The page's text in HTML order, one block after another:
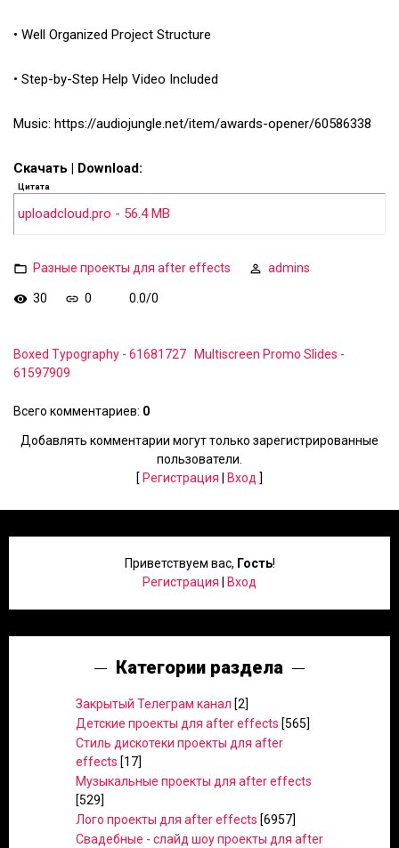
• Well Organized Project Structure
• Step-by-Step Help Video Included
Music: https://audiojungle.net/item/awards-opener/60586338
Скачать | Download:
Цитата
uploadcloud.pro - 56.4 MB
Разные проекты для after effects admins
30 0 0.0/0
Boxed Typography - 61681727
Multiscreen Promo Slides -
61597909
Всего комментариев: 0
Добавлять комментарии могут только зарегистрированные
пользователи.
[ Регистрация Вход ]
Приветствуем вас, Гость!
Регистрация
Вход
Категории раздела
Закрытый Телеграм канал [2]
Детские проекты для after effects [565]
Стиль дискотеки проекты для after
effects [17]
Музыкальные проекты для after effects
[529]
Лого проекты для after effects [6957]
Свадебные - слайд шоу проекты для after